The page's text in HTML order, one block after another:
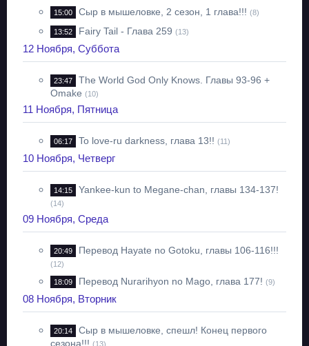
15:00 Сыр в мышеловке, 2 сезон, 1 глава!!! (8)
13:52 Fairy Tail - Глава 259 (13)
12 Ноября, Суббота
23:47
The World God Only Knows. Главы 93-96 +
Omake (10)
11 Ноября, Пятница
06:17 To love-ru darkness, глава 13!! (11)
10 Ноября, Четверг
14:15 Yankee-kun to Megane-chan, главы 134-137!
(14)
09 Ноября, Среда
20:49 Перевод Hayate no Gotoku, главы 106-116!!!
(12)
18:09 Перевод Nurarihyon no Mago, глава 177! (9)
08 Ноября, Вторник
20:14
Сыр в мышеловке, спешл! Конец первого
сезона!!! (13)